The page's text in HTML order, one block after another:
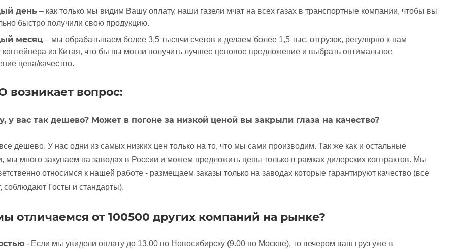
день – как только мы видим Вашу оплату, наши газели мчат на всех газах в транспортные компании, чтобы вы
быстро получили свою продукцию.
месяц – мы обрабатываем более 3,5 тысячи счетов и делаем более 1,5 тыс. отгрузок, регулярно к нам
контейнера из Китая, что бы вы могли получить лучшее ценовое предложение и выбрать оптимальное
цена/качество.
возникает вопрос:
у вас так дешево? Может в погоне за низкой ценой вы закрыли глаза на качество?
дешево. У нас одни из самых низких цен только на то, что мы сами производим. Так же как и остальные
мы много закупаем на заводах в России и можем предложить цены только в рамках дилерских контрактов. Мы
относимся к нашей работе - размещаем заказы только на заводах которые гарантируют качество (все
соблюдают Госты и стандарты).
отличаемся от 100500 других компаний на рынке?
- Если мы увидели оплату до 13.00 по Новосибирску (9.00 по Москве), то вечером ваш груз уже в